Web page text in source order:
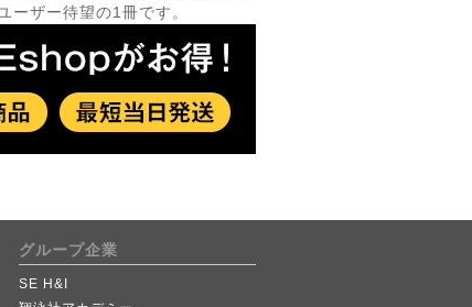
ザー待望の1冊です。
グループ企業
SE H&I